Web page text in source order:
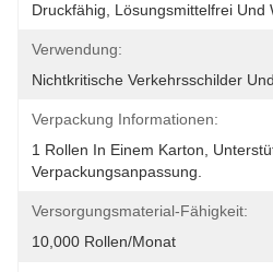
Druckfähig, Lösungsmittelfrei Und
Verwendung:
Nichtkritische Verkehrsschilder
Verpackung Informationen:
1 Rollen In Einem Karton,
Verpackungsanpassung.
Versorgungsmaterial-Fähigkeit:
10,000 Rollen/Monat